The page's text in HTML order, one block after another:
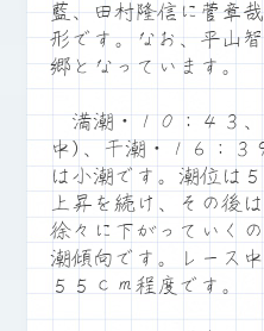
藍、田村隆信に菅章
形です。なお、平山
郷となっています。
満潮・１０：４３
中)、干潮・１６：３
は小潮です。潮位は
上昇を続け、その後
徐々に下がっていく
潮傾向です。レース
５５ｃｍ程度です。